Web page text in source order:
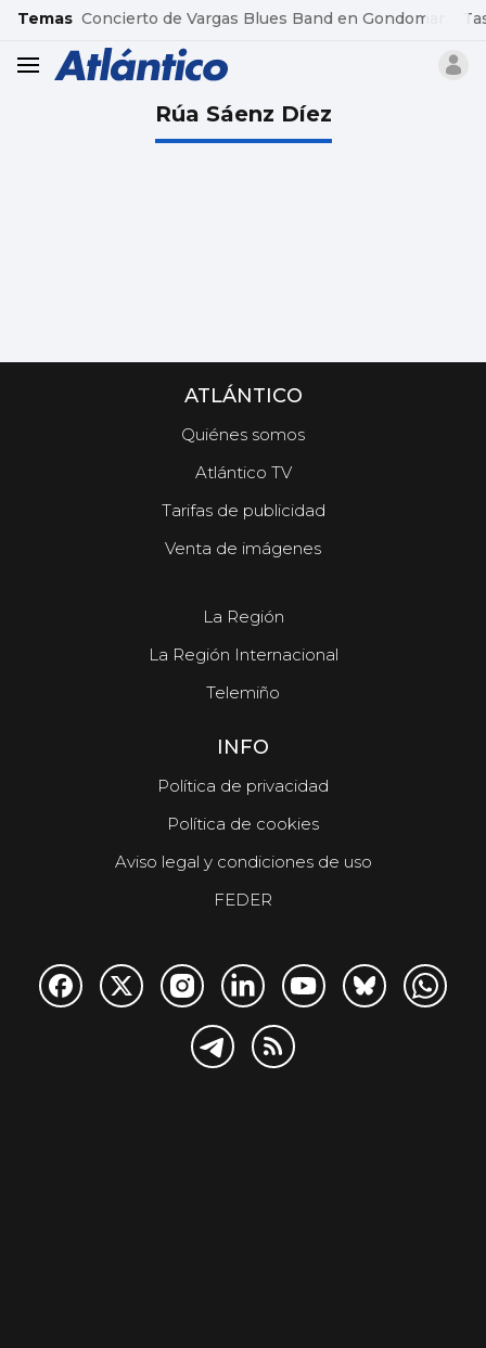
common.go-to-content
Temas Concierto de Vargas Blues Band en Gondomar
header.menu.open
Rúa Sáenz Díez
ATLÁNTICO
Quiénes somos
Atlántico TV
Tarifas de publicidad
Venta de imágenes
La Región
La Región Internacional
Telemiño
INFO
Política de privacidad
Política de cookies
Aviso legal y condiciones de uso
FEDER